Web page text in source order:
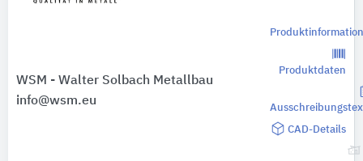
WSM - Walter Solbach Metallbau
info@wsm.eu
Produktdaten
CAD-Details